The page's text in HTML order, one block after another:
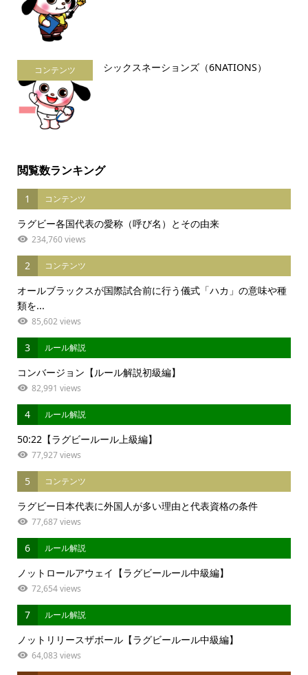
コンテンツ シックスネーションズ（6NATIONS）
閲覧数ランキング
1 コンテンツ
ラグビー各国代表の愛称（呼び名）とその由来
234,760 views
2 コンテンツ
オールブラックスが国際試合前に行う儀式「ハカ」の意味や種
類を...
85,602 views
3 ルール解説
コンバージョン【ルール解説初級編】
82,991 views
4 ルール解説
50:22【ラグビールール上級編】
77,927 views
5 コンテンツ
ラグビー日本代表に外国人が多い理由と代表資格の条件
77,687 views
6 ルール解説
ノットロールアウェイ【ラグビールール中級編】
72,654 views
7 ルール解説
ノットリリースザボール【ラグビールール中級編】
64,083 views